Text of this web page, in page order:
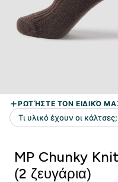
MP Chunky
(2 ζευγάρια)